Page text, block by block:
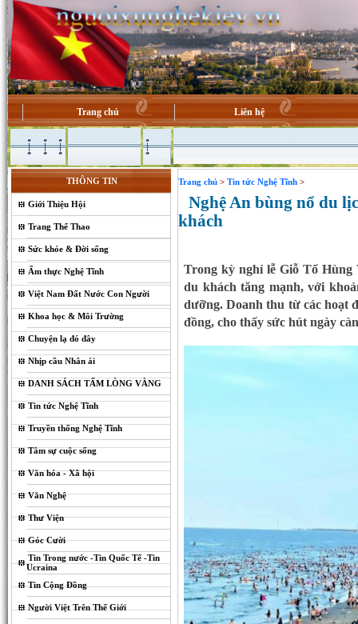
Trang chủ Liên hệ
THÔNG TIN
Giới Thiệu Hội
Trang Thể Thao
Sức khỏe & Đời sống
Ẩm thực Nghệ Tĩnh
Việt Nam Đất Nước Con Người
Khoa học & Môi Trường
Chuyện lạ đó đây
Nhịp cầu Nhân ái
DANH SÁCH TẤM LÒNG VÀNG
Tin tức Nghệ Tĩnh
Truyền thống Nghệ Tĩnh
Tâm sự cuộc sống
Văn hóa - Xã hội
Văn Nghệ
Thư Viện
Góc Cười
Tin Trong nước -Tin Quốc Tế -Tin
Ucraina
Tin Cộng Đồng
Người Việt Trên Thế Giới
Trang chủ > Tin tức Nghệ Tĩnh >
Nghệ An bùng nổ du
khách
Trong kỳ nghỉ lễ Giỗ Tổ Hùng
du khách tăng mạnh, với
dưỡng. Doanh thu từ các hoạt
đồng, cho thấy sức hút ngày